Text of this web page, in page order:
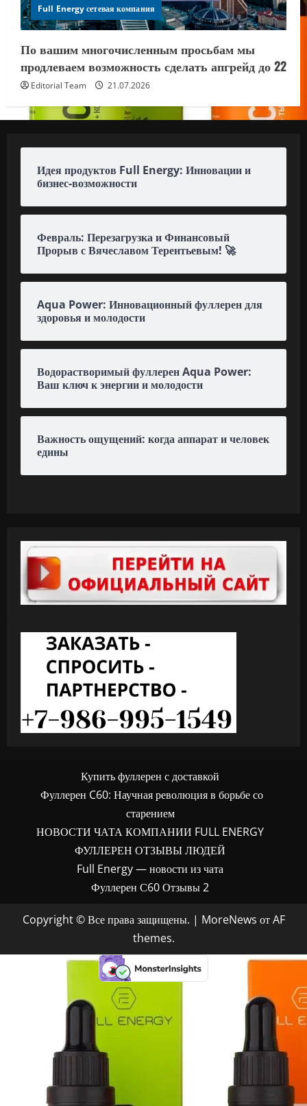
Full Energy сетевая компания
По вашим многочисленным просьбам мы
продлеваем возможность сделать апгрейд до 22
Editorial Team 21.07.2026
Идея продуктов Full Energy: Инновации и
бизнес-возможности
Февраль: Перезагрузка и Финансовый
Прорыв с Вячеславом Терентьевым! 🚀
Aqua Power: Инновационный фуллерен для
здоровья и молодости
Водорастворимый фуллерен Aqua Power:
Ваш ключ к энергии и молодости
Важность ощущений: когда аппарат и человек
едины
Купить фуллерен с доставкой
Фуллерен C60: Научная революция в борьбе со
старением
НОВОСТИ ЧАТА КОМПАНИИ FULL ENERGY
ФУЛЛЕРЕН ОТЗЫВЫ ЛЮДЕЙ
Full Energy — новости из чата
Фуллерен С60 Отзывы 2
Copyright © Все права защищены. | MoreNews от AF
themes.